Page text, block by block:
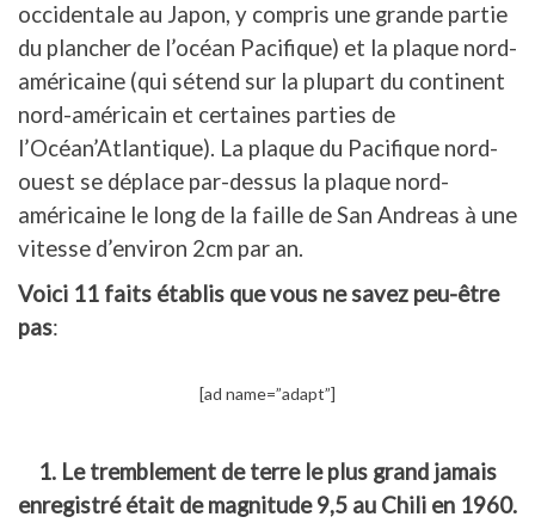
occidentale au Japon, y compris une grande partie
du plancher de l’océan Pacifique) et la plaque nord-
américaine (qui sétend sur la plupart du continent
nord-américain et certaines parties de
l’Océan’Atlantique). La plaque du Pacifique nord-
ouest se déplace par-dessus la plaque nord-
américaine le long de la faille de San Andreas à une
vitesse d’environ 2cm par an.
Voici 11 faits établis que vous ne savez peu-être
pas:
[ad name=”adapt”]
1. Le tremblement de terre le plus grand jamais
enregistré était de magnitude 9,5 au Chili en 1960.